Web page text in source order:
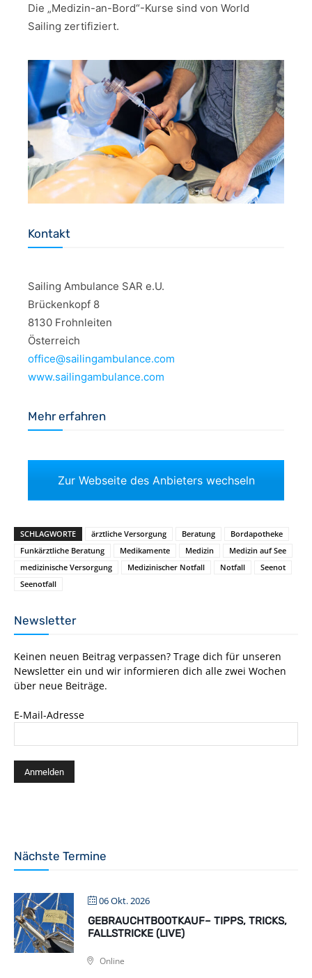
Die „Medizin-an-Bord“-Kurse sind von World
Sailing zertifiziert.
Kontakt
Sailing Ambulance SAR e.U.
Brückenkopf 8
8130 Frohnleiten
Österreich
office@sailingambulance.com
www.sailingambulance.com
Mehr erfahren
Zur Webseite des Anbieters wechseln
SCHLAGWORTE ärztliche Versorgung Beratung
Bordapotheke
Funkärztliche Beratung
Medikamente Medizin
Medizin auf See
medizinische Versorgung
Medizinischer Notfall Notfall
Seenot
Seenotfall
Newsletter
Keinen neuen Beitrag verpassen? Trage dich für unseren
Newsletter ein und wir informieren dich alle zwei Wochen
über neue Beiträge.
E-Mail-Adresse
Nächste Termine
06 Okt. 2026
GEBRAUCHTBOOTKAUF– TIPPS, TRICKS,
FALLSTRICKE (LIVE)
Online